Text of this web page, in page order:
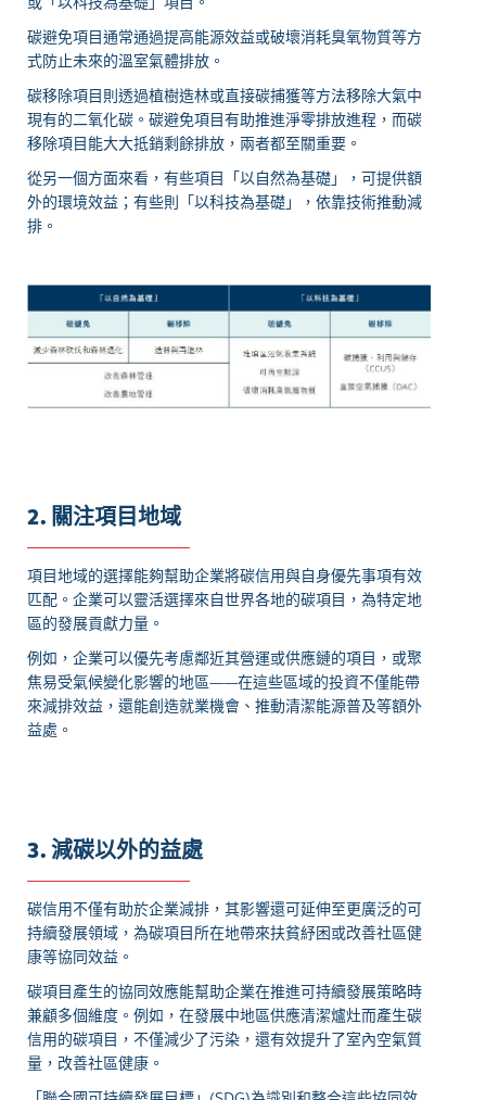
碳避免項目通常通過提高能源效益或破壞消耗臭氧物質等方
式防止未來的溫室氣體排放。
碳移除項目則透過植樹造林或直接碳捕獲等方法移除大氣中
現有的二氧化碳。碳避免項目有助推進淨零排放進程，而碳
移除項目能大大抵銷剩餘排放，兩者都至關重要。
從另一個方面來看，有些項目「以自然為基礎」，可提供額
外的環境效益；有些則「以科技為基礎」，依靠技術推動減
排。
2. 關注項目地域
項目地域的選擇能夠幫助企業將碳信用與自身優先事項有效
匹配。企業可以靈活選擇來自世界各地的碳項目，為特定地
區的發展貢獻力量。
例如，企業可以優先考慮鄰近其營運或供應鏈的項目，或聚
焦易受氣候變化影響的地區——在這些區域的投資不僅能帶
來減排效益，還能創造就業機會、推動清潔能源普及等額外
益處。
3. 減碳以外的益處
碳信用不僅有助於企業減排，其影響還可延伸至更廣泛的可
持續發展領域，為碳項目所在地帶來扶貧紓困或改善社區健
康等協同效益。
碳項目產生的協同效應能幫助企業在推進可持續發展策略時
兼顧多個維度。例如，在發展中地區供應清潔爐灶而產生碳
信用的碳項目，不僅減少了污染，還有效提升了室內空氣質
量，改善社區健康。